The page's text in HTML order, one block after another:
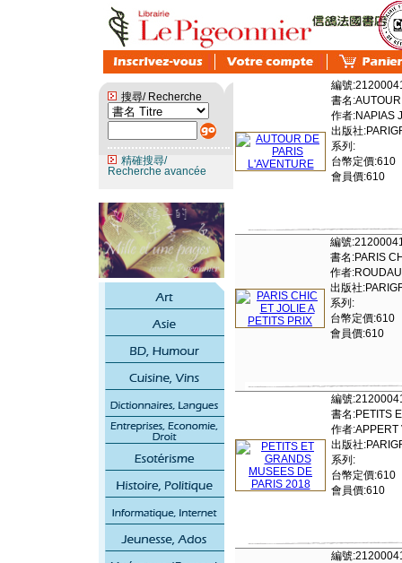
搜尋/ Recherche
精確搜尋/
Recherche avancée
編號
書名
作者:NAPIAS
出版社
系列:
台幣定價:610
會員價:610
編號
書名:PARIS
作者
出版社
系列:
台幣定價:610
會員價:610
編號
書名:PETITS
作者:APPERT
出版社
系列:
台幣定價:610
會員價:610
編號